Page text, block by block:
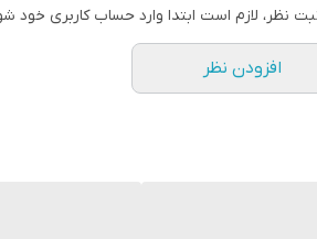
نظر، لازم است ابتدا وارد حساب کاربری خود
افزودن نظر